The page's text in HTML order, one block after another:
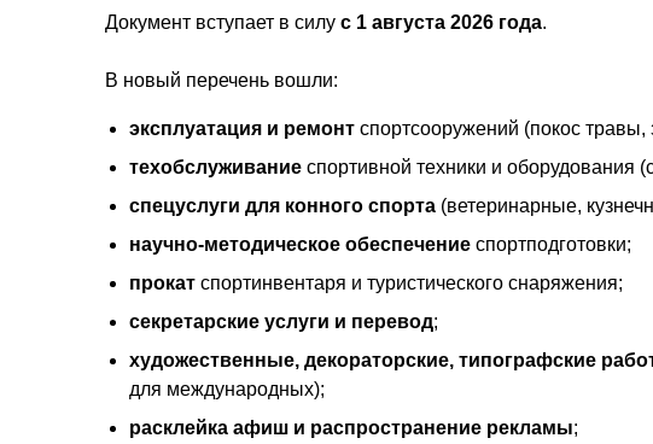
Документ вступает в силу с 1 августа 2026 года.
В новый перечень вошли:
эксплуатация и ремонт спортсооружений (покос
техобслуживание спортивной техники и оборудования
спецуслуги для конного спорта (ветеринарные,
научно-методическое обеспечение спортподготовки;
прокат спортинвентаря и туристического снаряжения;
секретарские услуги и перевод;
художественные, декораторские, типографские
для международных);
расклейка афиш и распространение рекламы;